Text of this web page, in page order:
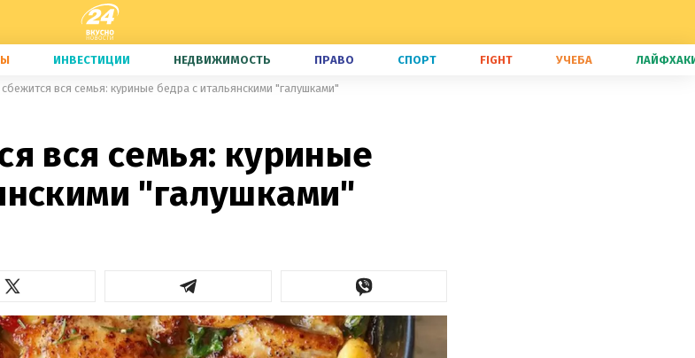
ИНВЕСТИЦИИ НЕДВИЖИМОСТЬ ПРАВО СПОРТ FIGHT УЧЕБА
сбежится вся семья: куриные бедра с итальянскими "галушками"
вся семья: куриные
"галушками"